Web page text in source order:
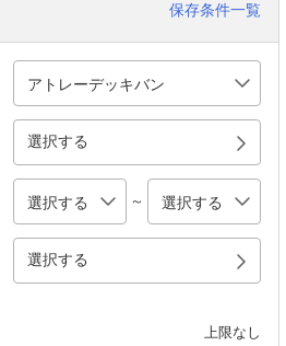
保存条件一覧
選択する
～
選択する
上限なし